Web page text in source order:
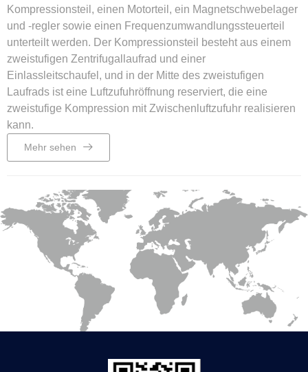
Kompressionsteil, einen Motorteil, ein Magnetschwebelager
und -regler sowie einen Frequenzumwandlungssteuerteil
unterteilt werden. Der Kompressionsteil besteht aus einem
zweistufigen Zentrifugallaufrad und einer
Einlassleitschaufel, und in der Mitte des zweistufigen
Laufrads ist eine Luftzufuhröffnung reserviert, die eine
zweistufige Kompression mit Zwischenluftzufuhr realisieren
kann.
Mehr sehen